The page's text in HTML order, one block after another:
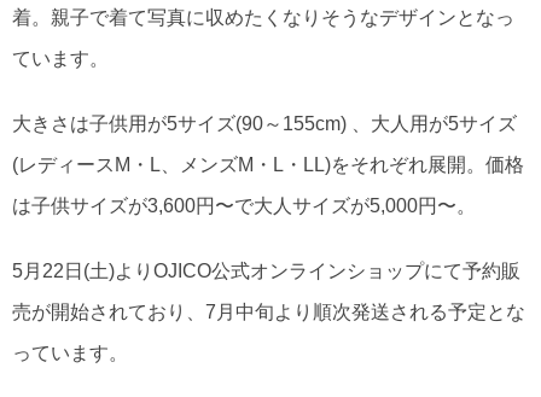
着。親子で着て写真に収めたくなりそうなデザインとなっ
ています。
大きさは子供用が5サイズ(90～155cm) 、大人用が5サイズ
(レディースM・L、メンズM・L・LL)をそれぞれ展開。価格
は子供サイズが3,600円〜で大人サイズが5,000円〜。
5月22日(土)よりOJICO公式オンラインショップにて予約販
売が開始されており、7月中旬より順次発送される予定とな
っています。